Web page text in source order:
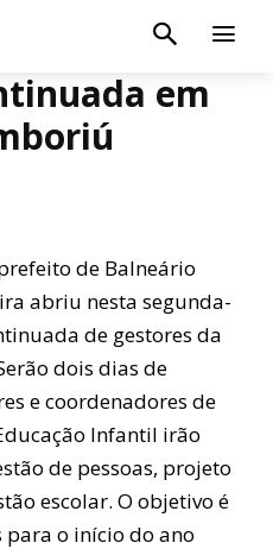
em
de Balneário
abriu nesta segunda-
de gestores da
dois dias de
e coordenadores de
Infantil irão
de pessoas, projeto
escolar. O objetivo é
o início do ano